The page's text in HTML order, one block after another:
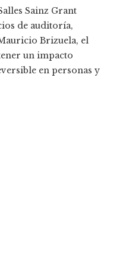
Sainz Grant
de auditoría,
Brizuela, el
un impacto
en personas y